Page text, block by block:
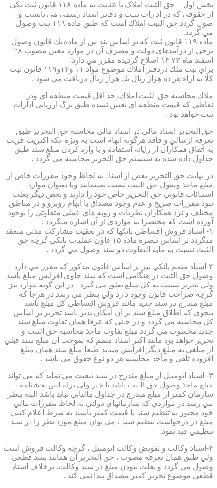
بخش اول – حق الثبت املاک:با عنايت به ماده ۱۱۸ قانون ثبت يكي
از حقوقي كه در ادارات ثبـت و دفاتر اسناد رسمي مي بايست و
صول گردد حق الثبت املاك است كه طبق ماده ۱۱۹ ثبت وصول
مي گردد.
ماده ۱۱۹ قانون ثبت كه بر اساس بند س از ماده يك قانون وصول
برخي از درآمدهاي دولت و مصرف آن در موارد معين مصوب ۲۸
اسفند ماه ۷۳ ۱۳ اصلاح گرديده مقرر مي دارد:
براي ثبت ملك دردفتر املاك موضوع مواد ۱۱ و۱۲و۱۱۹ قانون ثبت
كلا به ازاء هر ده هزار ريال يك هزار ريال دريافت مي شود .
ملاك محاسبه حق الثبت املاك، حد اقل قيمت منطقه اي ودر
نقاطي كه قيمت منطقه اي تعيين نشده طبق برگ ارزيابي ادارات
ثبت خواهد بود .
حق التحرير اسناد مالي:در اسناد مالي محاسبه حق التحرير طبق
تعرفه ارسالي و فاقد هرگونه ابهام است به ويژه آنكه اكثريت قريب
به اتفاق همكاران از رايانه استفاده و با وارد كردن مبلغ سند طبق
جداول داده شده به سيستم حق التحرير محاسبه مي گردد .
در نهايت حق التحرير بعض از اسناد به لحاظ وجود مقررات خاص از
مبلغ ماخذ وصول حق الثبت تبعيت نمينمايند ويا بعنوان موارد
استنائات قانوني حق التحرير خاص خود را دارند و بعض ديگر بعلت
نبود مقررات صريح و عدم وجود مصداق با ابهام روبرو و در مناطق
مختلف و نزد همكاران نظريات و رويه هاي عملي متفاوتي را بوجود
آورده است كه مختصرا به مواردي از آن اشاره ميگردد :
۱- اسناد فروش اقساطي بانكها كه در تعقيب مشاركت مدني منعقد
ميگردد بر اساس تبصره ماده ۱۵ قاون عمليات بانكي گرچه حق
الثبت نسبت به مابه التفاوت دو سند وصول مي گردد .
۲-اسناد متمم بانكي نيز بر اساس قانون مذكور كه مقرر مي دارد
وصول حق الثبت در هنگامي است كه سند حاوي افزايش مبلغ باشد
ولي تحرير نسبت به كل مبلغ تعلق مي گيرد ، در اين گونه موارد نيز
گرچه صراحت قانون وجود دارد ولي بنظر مي رسد در هرجا كه
مبلغ مندرج در سند جديد مانند فروش اقساطي كل مبلغ باشد
بنحوي كه اطلاق مبلغ سند بر آن امكان پذير باشد تحرير بر اساس
كل محاسبه مي گردد و در جائي كه عرفا همان تفاوت مبلغ سند
جديد محسوب مي گردد مبلغ تفاوت ماخذ محاسبه حق الثبت و
تحرير خواهد بود مانند اكثر اسناد متمم كه بموجب آن مبلغ سند قبلي
از مبلغي به مبلغ ديگر افزايش مييابد طبعا مبلغ سند همان مبلغ
افزوده تلقی و مأخذ محاسبه هر دو نوع حقوق می باشد .
۳- اسناد اتومبيل از مبلغ مندرج در سند تبعيت مي نمايد كه مي تواند
مبلغ ماخذ وصول حق الثبت باشد يا خير ولي براساس بخشنامه
سازمان كمتر از مبلغ مندرج در جداول مالياتي نبايد باشد البته بنظر
مي رسد در مواردي كه سازمانهاي دولتي به لحاظ مقررات مالي
خود مجبور به تنظيم سند با قيمت كمتر باشند به شرط اعلام كتبي
مبلغ در درخواست تنظيم سند ، مي توان مبلغ مورد نظر را در سند
تنظيمي قيد نمود.
۴-اسناد وكالت و تفويض وكالت اتومبيل ، گرچه وكالت فروش است
ولي طبق همان تعرفه مصوب ، حق التحرير آن همانند سند قطعي
وصول مي گردد و بعلت نبودن مبلغ در سند وكالت، برخلاف اسناد
قطعی موضوع تحریر کمتر مصداق پیدا نمی کند .